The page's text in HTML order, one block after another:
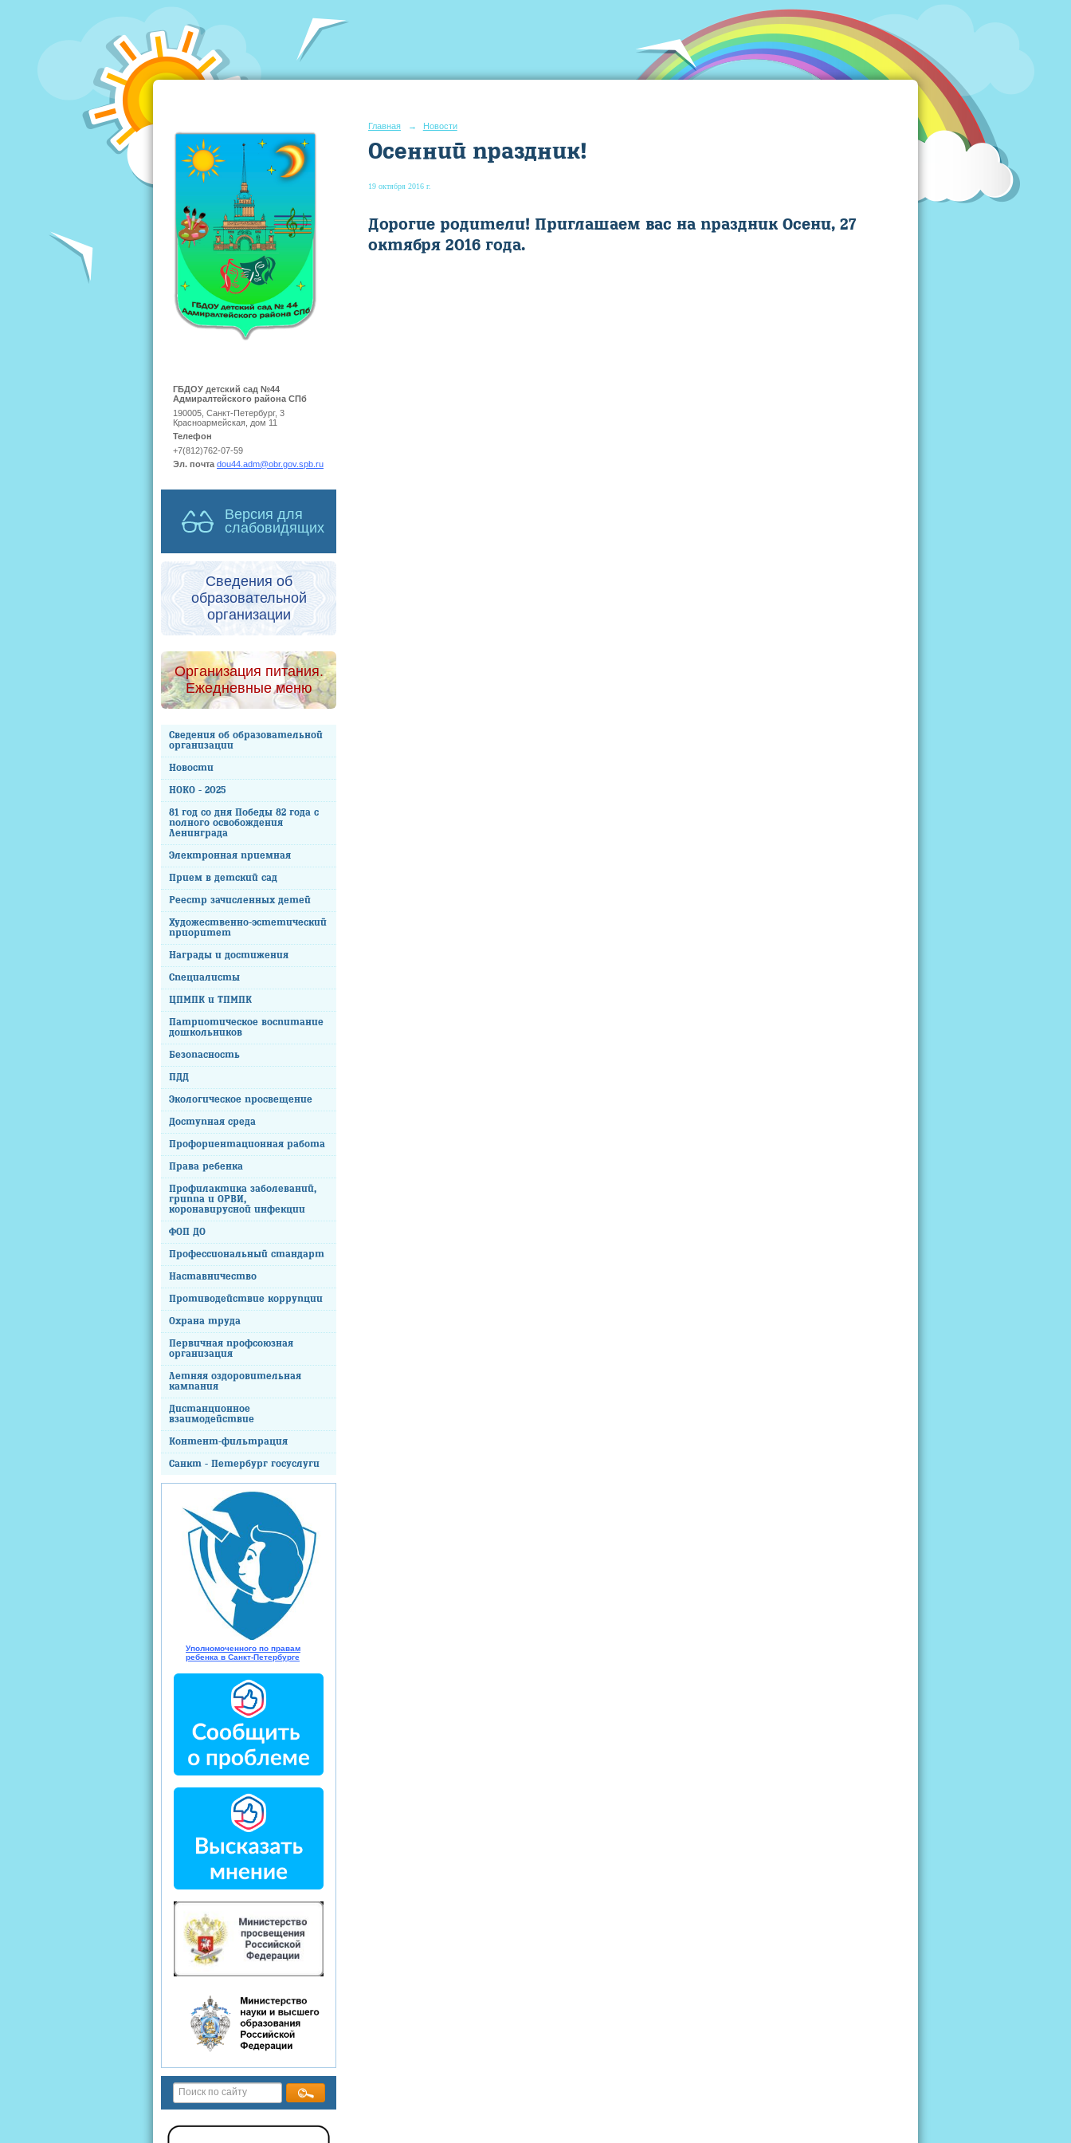
ГБДОУ детский сад №44
Адмиралтейского района СПб
190005, Санкт-Петербург, 3
Красноармейская, дом 11
Телефон
+7(812)762-07-59
Эл. почта dou44.adm@obr.gov.spb.ru
Версия для
слабовидящих
Сведения об
образовательной
организации
Организация питания.
Ежедневные меню
Сведения об образовательной
организации
Новости
НОКО - 2025
81 год со дня Победы 82 года с
полного освобождения
Ленинграда
Электронная приемная
Прием в детский сад
Реестр зачисленных детей
Художественно-эстетический
приоритет
Награды и достижения
Специалисты
ЦПМПК и ТПМПК
Патриотическое воспитание
дошкольников
Безопасность
ПДД
Экологическое просвещение
Доступная среда
Профориентационная работа
Права ребенка
Профилактика заболеваний,
гриппа и ОРВИ,
коронавирусной инфекции
ФОП ДО
Профессиональный стандарт
Наставничество
Противодействие коррупции
Охрана труда
Первичная профсоюзная
организация
Летняя оздоровительная
кампания
Дистанционное
взаимодействие
Контент-фильтрация
Санкт - Петербург госуслуги
Уполномоченного по правам
ребенка в Санкт-Петербурге
Главная → Новости
Осенний праздник!
19 октября 2016 г.
Дорогие родители! Приглашаем вас на праздник Осени, 27
октября 2016 года.